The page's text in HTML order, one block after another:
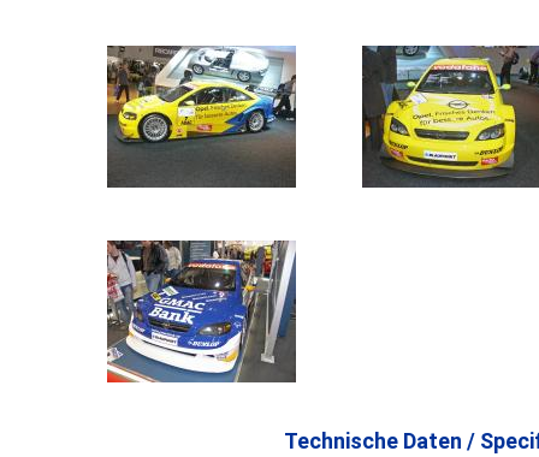
Technische Daten /